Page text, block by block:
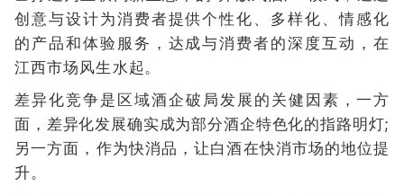
创意与设计为消费者提供个性化、多样化、情感化
的产品和体验服务，达成与消费者的深度互动，在
江西市场风生水起。
差异化竞争是区域酒企破局发展的关健因素，一方
面，差异化发展确实成为部分酒企特色化的指路明灯;
另一方面，作为快消品，让白酒在快消市场的地位提
升。